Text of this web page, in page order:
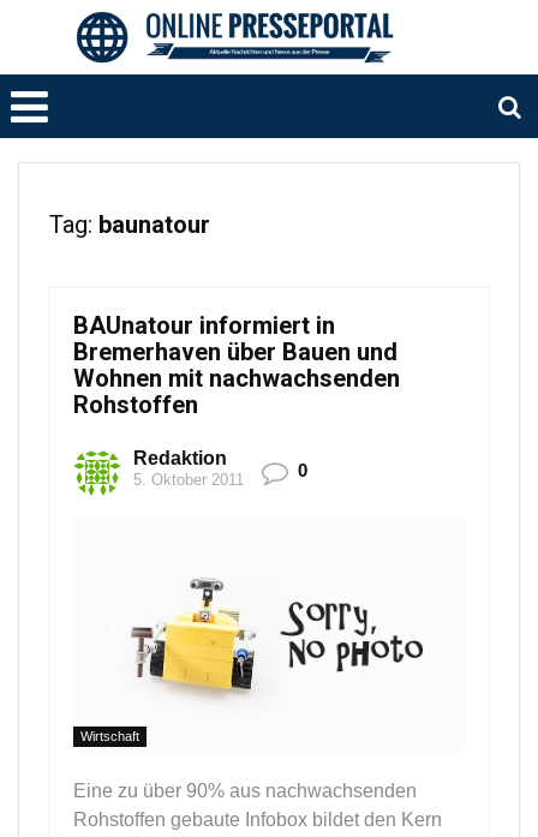
Tag: baunatour
BAUnatour informiert in
Bremerhaven über Bauen und
Wohnen mit nachwachsenden
Rohstoffen
Redaktion
5. Oktober 2011 0
Wirtschaft
Eine zu über 90% aus nachwachsenden
Rohstoffen gebaute Infobox bildet den Kern